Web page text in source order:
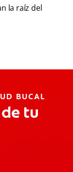
la raíz del
BUCAL
tu